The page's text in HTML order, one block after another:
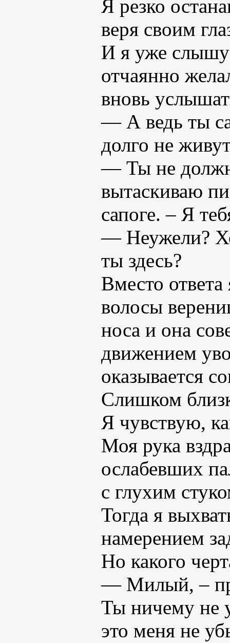
Я резко
веря своим
И я уже слышу
отчаянно
вновь
— А ведь ты
долго не
— Ты не
вытаскиваю
сапоге. – Я
— Неужели?
ты здесь?
Вместо
волосы
носа и она
движением
оказывается
Слишком
Я чувствую,
Моя рука
ослабевших
с глухим
Тогда я
намерением
Но какого
— Милый, –
Ты ничему не
это меня не